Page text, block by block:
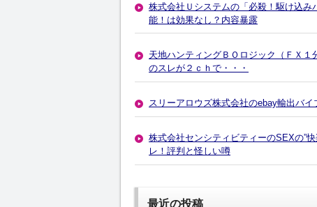
株式会社Ｕシステムの「必殺！駆け込
能！は効果なし？内容暴露
天地ハンティングＢＯロジック（ＦＸ１
のスレが２ｃｈで・・・
スリーアロウズ株式会社のebay輸出バ
株式会社センシティビティーのSEXの”
レ！評判と怪しい噂
最近の投稿